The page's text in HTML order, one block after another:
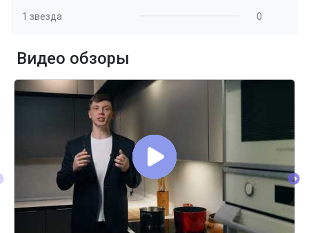
1 звезда 0
Видео обзоры